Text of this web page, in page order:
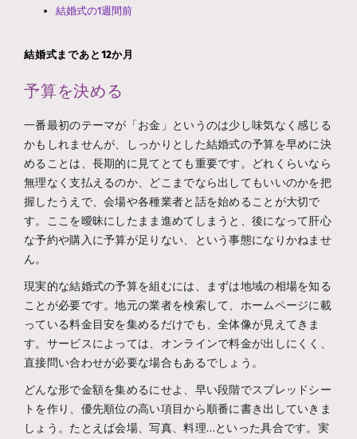
結婚式の1週間前
結婚式まであと12か月
予算を決める
一番最初のテーマが「お金」というのは少し味気なく感じる
かもしれませんが、しっかりとした結婚式の予算を早めに決
めることは、長期的に見てとても重要です。どれくらいなら
無理なく支払えるのか、どこまでなら出してもいいのかを把
握したうえで、会場や各種業者と話を始めることが大切で
す。ここを曖昧にしたまま進めてしまうと、後になって肝心
な予約や購入に予算が足りない、という事態になりかねませ
ん。
現実的な結婚式の予算を組むには、まずは地域の相場を知る
ことが必要です。地元の業者を検索して、ホームページに載
っている料金目安を集めるだけでも、全体像が見えてきま
す。サービスによっては、オンラインで料金が出しにくく、
直接問い合わせが必要な場合もあるでしょう。
どんな形で金額を集めるにせよ、早い段階でスプレッドシー
トを作り、優先順位の高い項目から順番に書き出していきま
しょう。たとえば会場、写真、料理…といった具合です。実